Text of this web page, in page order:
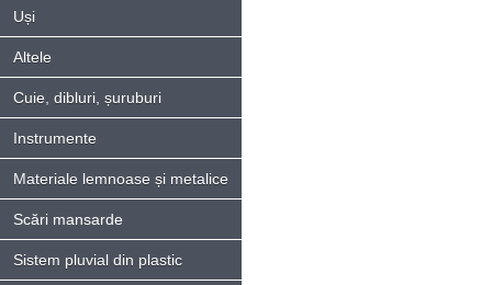
Uși
Altele
Cuie, dibluri, șuruburi
Instrumente
Materiale lemnoase și metalice
Scări mansarde
Sistem pluvial din plastic